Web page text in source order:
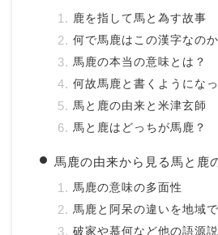
鹿を指して馬と為す故事
何で馬鹿はこの漢字なのか
馬鹿の本当の意味とは？
何故馬鹿と書くようにな
馬と鹿の由来と米津玄師
馬と鹿はどっちが馬鹿？
馬鹿の由来から見る馬と鹿
馬鹿の意味の多面性
馬鹿と阿呆の違いを地域で
破家や慕何など他の語源説